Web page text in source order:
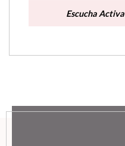
Escucha Activa